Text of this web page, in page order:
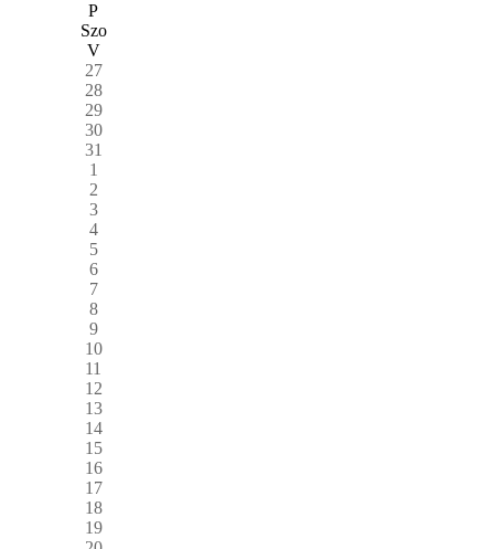
P
Szo
V
27
28
29
30
31
1
2
3
4
5
6
7
8
9
10
11
12
13
14
15
16
17
18
19